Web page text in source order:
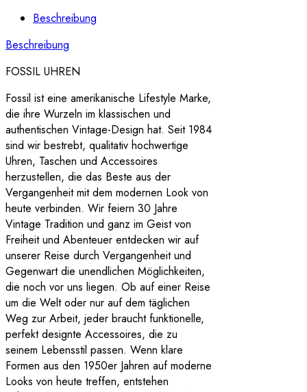
Beschreibung
Beschreibung
FOSSIL UHREN
Fossil ist eine amerikanische Lifestyle Marke,
die ihre Wurzeln im klassischen und
authentischen Vintage-Design hat. Seit 1984
sind wir bestrebt, qualitativ hochwertige
Uhren, Taschen und Accessoires
herzustellen, die das Beste aus der
Vergangenheit mit dem modernen Look von
heute verbinden. Wir feiern 30 Jahre
Vintage Tradition und ganz im Geist von
Freiheit und Abenteuer entdecken wir auf
unserer Reise durch Vergangenheit und
Gegenwart die unendlichen Möglichkeiten,
die noch vor uns liegen. Ob auf einer Reise
um die Welt oder nur auf dem täglichen
Weg zur Arbeit, jeder braucht funktionelle,
perfekt designte Accessoires, die zu
seinem Lebensstil passen. Wenn klare
Formen aus den 1950er Jahren auf moderne
Looks von heute treffen, entstehen